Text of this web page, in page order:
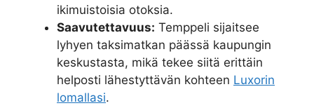
ikimuistoisia otoksia.
Saavutettavuus: Temppeli sijaitsee
lyhyen taksimatkan päässä kaupungin
keskustasta, mikä tekee siitä erittäin
helposti lähestyttävän kohteen Luxorin
lomallasi.